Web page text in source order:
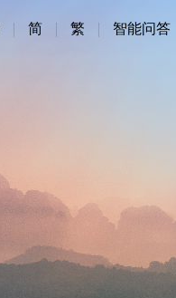
简 繁 智能问答